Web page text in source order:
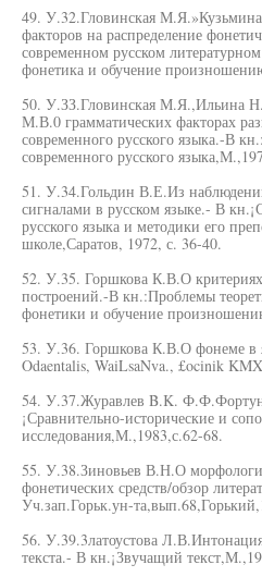
49. У.32.Гловинская
факторов на распределение
современном русском
фонетика и обучение
50. У.ЗЗ.Гловинская М.Я.,Ильина
М.В.0 грамматических факторах
современного русского языка.-В
современного русского
51. У.34.Гольдин В.Е.Из
сигналами в русском языке.- В
русского языка и методики его
школе,Саратов, 1972, с. 36-40.
52. У.35. Горшкова К.В.О
построений.-В кн.:Проблемы
фонетики и обучение
53. У.36. Горшкова К.В.О фонеме в
Odaentalis, WaiLsaNva., £ocinik
54. У.37.Журавлев B.K.
¡Сравнительно-исторические и
исследования,М.,1983,с.62-68.
55. У.38.Зиновьев В.Н.О
фонетических средств/обзор
Уч.зап.Горьк.ун-
56. У.39.3латоустова
текста.- В кн.¡Звучащий